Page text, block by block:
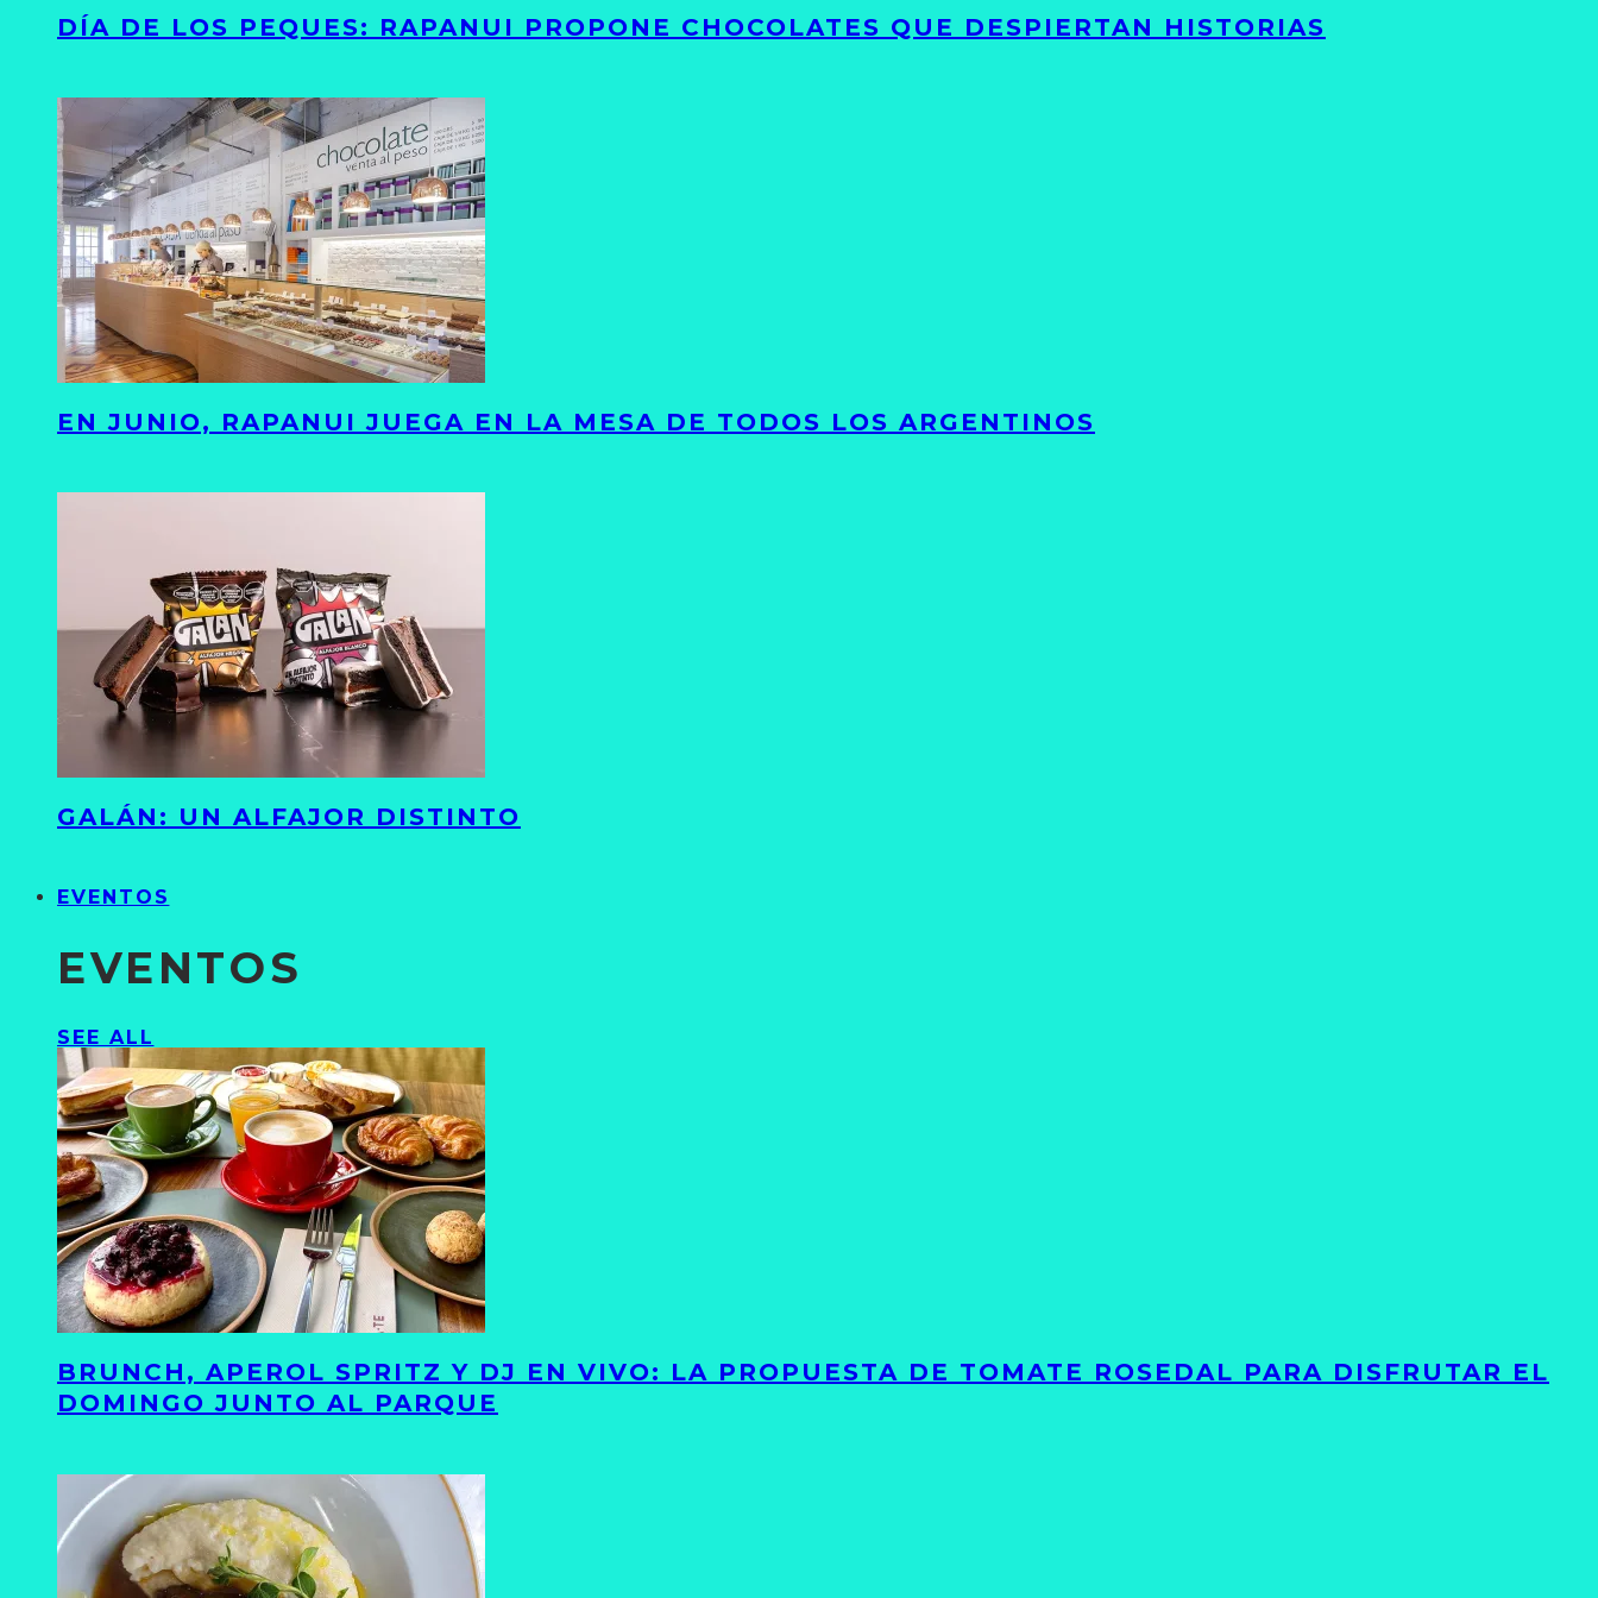
DÍA DE LOS PEQUES: RAPANUI PROPONE CHOCOLATES QUE DESPIERTAN HISTORIAS
EN JUNIO, RAPANUI JUEGA EN LA MESA DE TODOS LOS ARGENTINOS
GALÁN: UN ALFAJOR DISTINTO
EVENTOS
EVENTOS
SEE ALL
BRUNCH, APEROL SPRITZ Y DJ EN VIVO: LA PROPUESTA DE TOMATE ROSEDAL PARA DISFRUTAR EL
DOMINGO JUNTO AL PARQUE